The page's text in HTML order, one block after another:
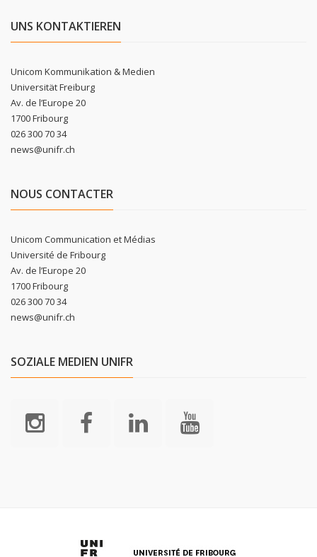
UNS KONTAKTIEREN
Unicom Kommunikation & Medien
Universität Freiburg
Av. de l’Europe 20
1700 Fribourg
026 300 70 34
news@unifr.ch
NOUS CONTACTER
Unicom Communication et Médias
Université de Fribourg
Av. de l’Europe 20
1700 Fribourg
026 300 70 34
news@unifr.ch
SOZIALE MEDIEN UNIFR